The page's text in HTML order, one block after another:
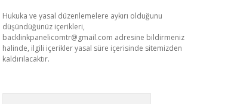
Hukuka ve yasal düzenlemelere aykırı olduğunu
düşündüğünüz içerikleri,
backlinkpanelicomtr@gmail.com adresine bildirmeniz
halinde, ilgili içerikler yasal süre içerisinde sitemizden
kaldırılacaktır.